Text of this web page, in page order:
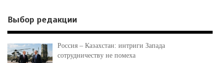
Выбор редакции
Россия – Казахстан: интриги Запада
сотрудничеству не помеха